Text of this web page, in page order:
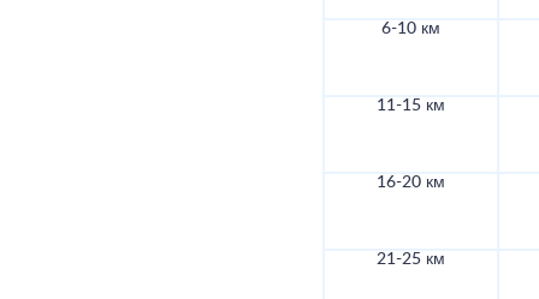
6-10 км
11-15 км
16-20 км
21-25 км